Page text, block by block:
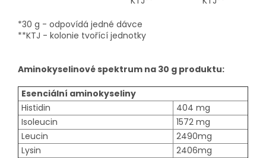
*30 g - odpovídá jedné dávce
**KTJ - kolonie tvořící jednotky
Aminokyselinové spektrum na 30 g produktu:
Esenciální aminokyseliny
Histidin
404 mg
Isoleucin
1572 mg
Leucin
2490mg
Lysin
2406mg